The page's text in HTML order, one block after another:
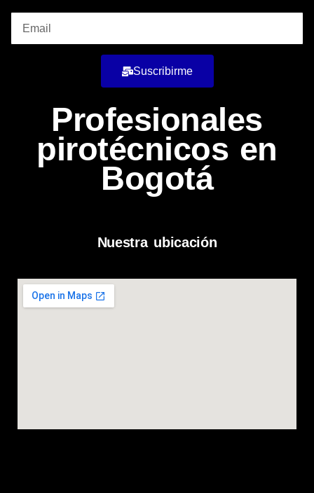
Suscribirme
Profesionales
pirotécnicos en
Bogotá
Nuestra ubicación